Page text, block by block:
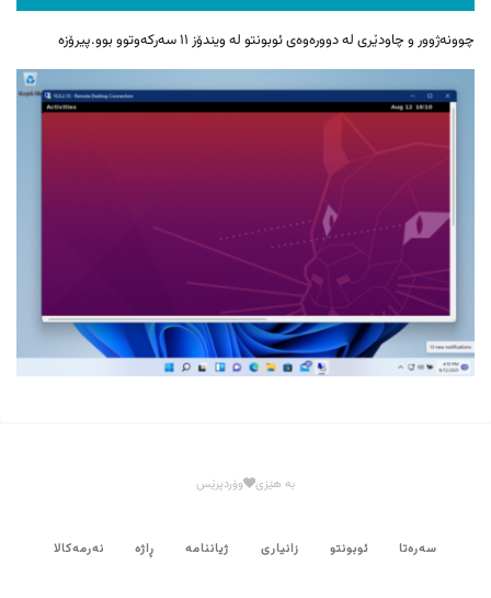
چوونەژوور و چاودێری لە دوورەوەی ئوبونتو لە ویندۆز ١١ سەرکەوتوو بوو.پیرۆزە
بە هێزی وۆردپرێس
سەرەتا ئوبونتو زانیاری ژیاننامە ڕاژە نەرمەکالا